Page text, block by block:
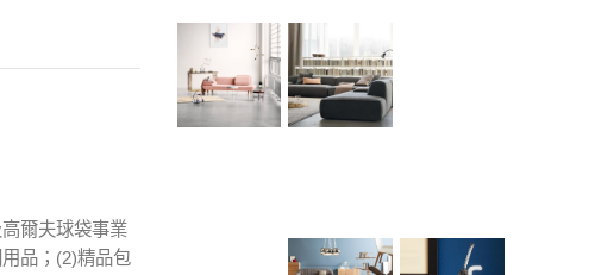
爾夫球袋事業
品；(2)精品包